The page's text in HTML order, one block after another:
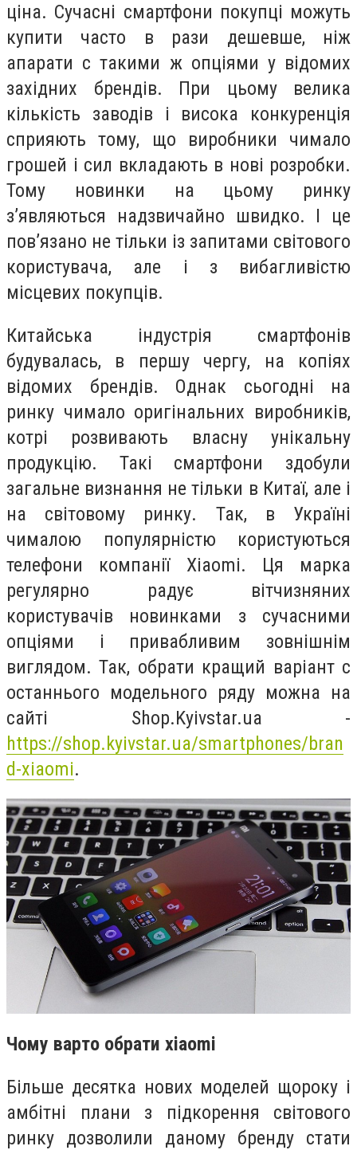
ціна. Сучасні смартфони покупці можуть
купити часто в рази дешевше, ніж
апарати с такими ж опціями у відомих
західних брендів. При цьому велика
кількість заводів і висока конкуренція
сприяють тому, що виробники чимало
грошей і сил вкладають в нові розробки.
Тому новинки на цьому ринку
з’являються надзвичайно швидко. І це
пов’язано не тільки із запитами світового
користувача, але і з вибагливістю
місцевих покупців.
Китайська індустрія смартфонів
будувалась, в першу чергу, на копіях
відомих брендів. Однак сьогодні на
ринку чимало оригінальних виробників,
котрі розвивають власну унікальну
продукцію. Такі смартфони здобули
загальне визнання не тільки в Китаї, але і
на світовому ринку. Так, в Україні
чималою популярністю користуються
телефони компанії Xiaomi. Ця марка
регулярно радує вітчизняних
користувачів новинками з сучасними
опціями і привабливим зовнішнім
виглядом. Так, обрати кращий варіант с
останнього модельного ряду можна на
сайті Shop.Kyivstar.ua -
https://shop.kyivstar.ua/smartphones/bran
d-xiaomi.
Чому варто обрати xiaomi
Більше десятка нових моделей щороку і
амбітні плани з підкорення світового
ринку дозволили даному бренду стати